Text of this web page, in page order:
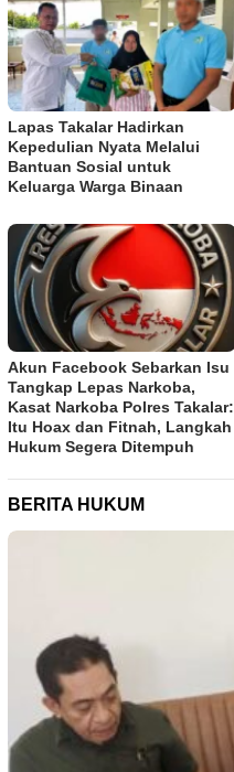
Lapas Takalar Hadirkan
Kepedulian Nyata Melalui
Bantuan Sosial untuk
Keluarga Warga Binaan
Akun Facebook Sebarkan Isu
Tangkap Lepas Narkoba,
Kasat Narkoba Polres Takalar:
Itu Hoax dan Fitnah, Langkah
Hukum Segera Ditempuh
BERITA HUKUM